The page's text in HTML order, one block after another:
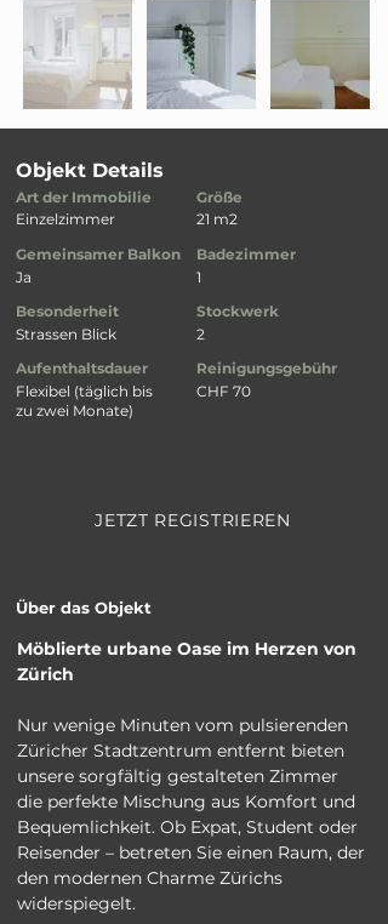
Objekt Details
Art der Immobilie
Einzelzimmer
Gemeinsamer Balkon
Ja
Besonderheit
Strassen Blick
Aufenthaltsdauer
Flexibel (täglich bis
zu zwei Monate)
Größe
21 m2
Badezimmer
1
Stockwerk
2
Reinigungsgebühr
CHF 70
JETZT REGISTRIEREN
Über das Objekt
Möblierte urbane Oase im Herzen von
Zürich
Nur wenige Minuten vom pulsierenden
Züricher Stadtzentrum entfernt bieten
unsere sorgfältig gestalteten Zimmer
die perfekte Mischung aus Komfort und
Bequemlichkeit. Ob Expat, Student oder
Reisender – betreten Sie einen Raum, der
den modernen Charme Zürichs
widerspiegelt.